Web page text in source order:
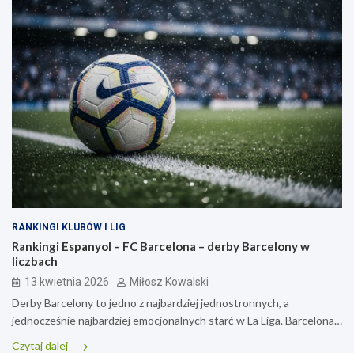
RANKINGI KLUBÓW I LIG
Rankingi Espanyol – FC Barcelona – derby Barcelony w
liczbach
13 kwietnia 2026 Miłosz Kowalski
Derby Barcelony to jedno z najbardziej jednostronnych, a
jednocześnie najbardziej emocjonalnych starć w La Liga. Barcelona…
Czytaj dalej